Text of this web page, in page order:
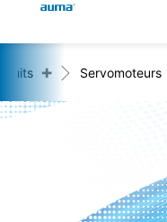
Produits
Téléchargements
Global
Asie et
Recherche
+ Servomoteurs